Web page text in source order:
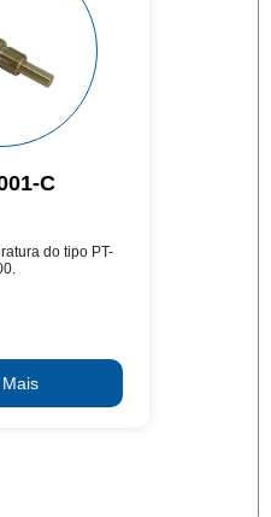
C
do tipo PT-